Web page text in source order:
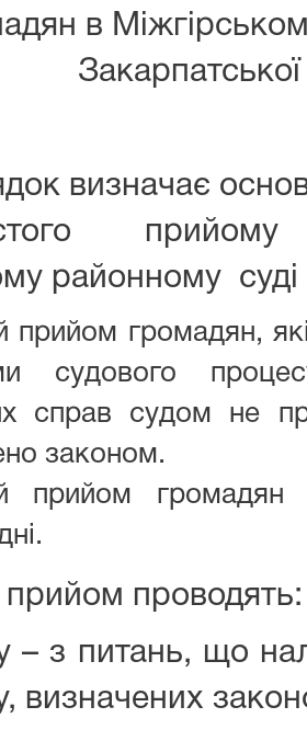
в
Закарпатської
визначає
районному суді
прийом громадян,
судового
справ судом не
законом.
прийом громадян
проводять:
– з питань, що
визначених